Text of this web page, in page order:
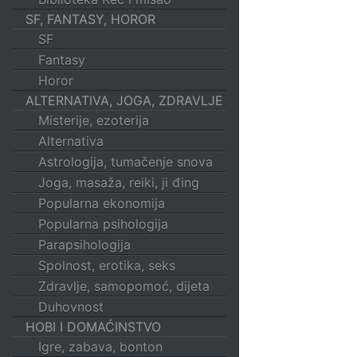
SF, FANTASY, HOROR
SF
Fantasy
Horor
ALTERNATIVA, JOGA, ZDRAVLJE
Misterije, ezoterija
Alternativa
Astrologija, tumačenje snova
Joga, masaža, reiki, ji đing
Popularna ekonomija
Popularna psihologija
Parapsihologija
Spolnost, erotika, seks
Zdravlje, samopomoć, dijeta
Duhovnost
HOBI I DOMAĆINSTVO
Igre, zabava, bonton